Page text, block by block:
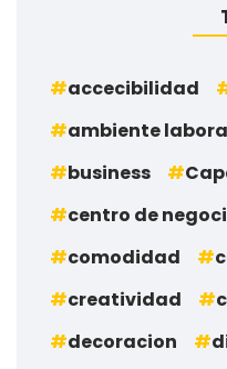
accecibilidad
ambiente
business
centro de
comodidad
creatividad
decoracion